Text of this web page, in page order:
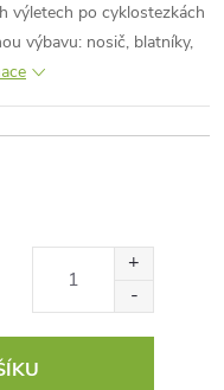
výletech po cyklostezkách
výbavu: nosič, blatníky,